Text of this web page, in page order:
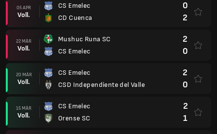
05 APR
Voll.
CS Emelec
CD Cuenca
0
2
22 MÄR
Voll.
Mushuc Runa SC
CS Emelec
2
0
20 MÄR
Voll.
CS Emelec
CSD Independiente del Valle
2
0
15 MÄR
Voll.
CS Emelec
Orense SC
2
1